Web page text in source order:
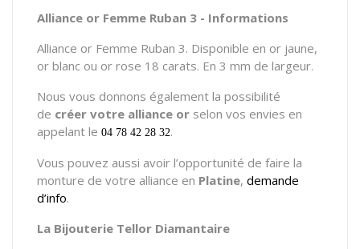
Alliance or Femme Ruban 3 - Informations
Alliance or Femme Ruban 3. Disponible en or jaune,
or blanc ou or rose 18 carats. En 3 mm de largeur.
Nous vous donnons également la possibilité
de créer votre alliance or selon vos envies en
appelant le 04 78 42 28 32.
Vous pouvez aussi avoir l’opportunité de faire la
monture de votre alliance en Platine, demande
d’info.
La Bijouterie Tellor Diamantaire